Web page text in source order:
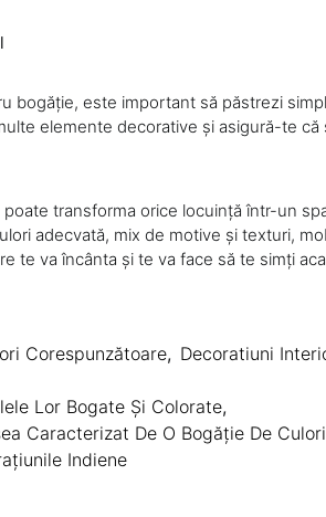
bogăție, este important să păstrezi
elemente decorative și asigură-te că
transforma orice locuință într-un
adecvată, mix de motive și texturi,
te va încânta și te va face să te simți
Corespunzătoare, Decoratiuni
Lor Bogate Și Colorate,
Caracterizat De O Bogăție De Culori
Indiene